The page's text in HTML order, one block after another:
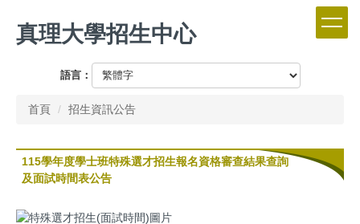
到
主真理大學招生中心
語言：
首頁 招生資訊公告
115學年度學士班特殊選才招生報名資格審查結果查詢
及面試時間表公告